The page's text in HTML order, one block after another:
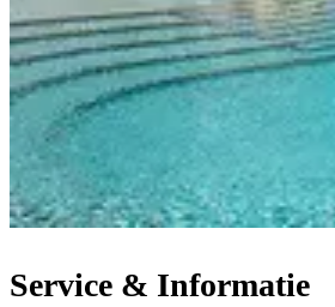
Service & Informatie